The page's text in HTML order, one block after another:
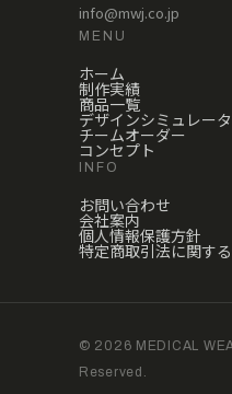
info@mwj.co.jp
MENU
ホーム
制作実績
商品一覧
デザインシミュレー
チームオーダー
コンセプト
INFO
お問い合わせ
会社案内
個人情報保護方針
特定商取引法に関す
© 2026 MEDICAL
Reserved.